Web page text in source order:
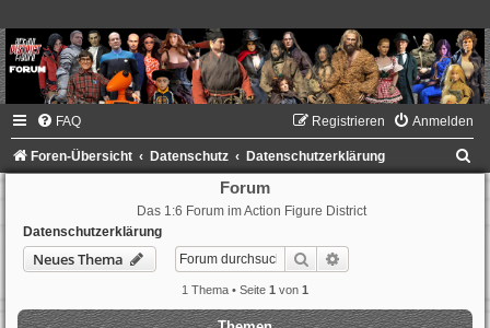
FAQ Anmelden
Registrieren
Foren-Übersicht Datenschutz Datenschutzerklärung
Forum
Das 1:6 Forum im Action Figure District
Datenschutzerklärung
Neues Thema Suche
1 Thema • Seite 1 von 1